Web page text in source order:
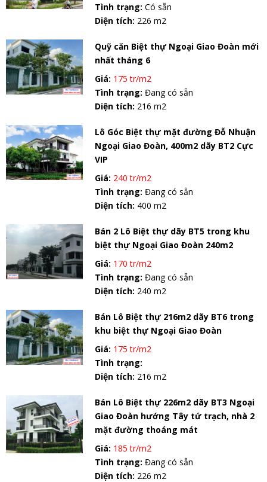
Tình trạng:Có sẵn
Diện tích: 226 m2
Quỹ căn Biệt thự Ngoại Giao Đoàn mới
nhất tháng 6
Giá: 175 tr/m2
Tình trạng:Đang có sẵn
Diện tích: 216 m2
Lô Góc Biệt thự mặt đường Đỗ Nhuận
Ngoại Giao Đoàn, 400m2 dãy BT2 Cực
VIP
Giá: 240 tr/m2
Tình trạng:Đang có sẵn
Diện tích: 400 m2
Bán 2 Lô Biệt thự dãy BT5 trong khu
biệt thự Ngoại Giao Đoàn 240m2
Giá: 170 tr/m2
Tình trạng:Đang có sẵn
Diện tích: 240 m2
Bán Lô Biệt thự 216m2 dãy BT6 trong
khu biệt thự Ngoại Giao Đoàn
Giá: 175 tr/m2
Tình trạng:
Diện tích: 216 m2
Bán Lô Biệt thự 226m2 dãy BT3 Ngoại
Giao Đoàn hướng Tây tứ trạch, nhà 2
mặt đường thoáng mát
Giá: 185 tr/m2
Tình trạng:Đang có sẵn
Diện tích: 226 m2